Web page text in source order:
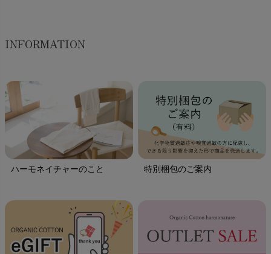
INFORMATION
ハーモネイチャーのこと 特別梱包のご案内